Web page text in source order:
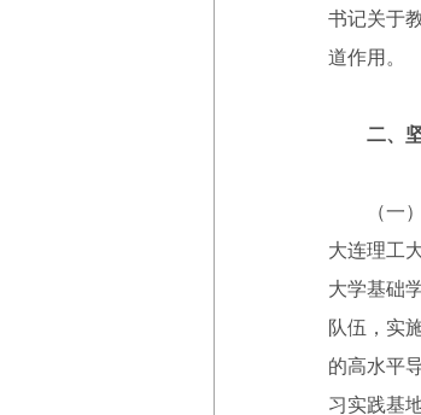
书记关于
道作用。
二、
（一）
大连理工
大学基础
队伍，实
的高水平
习实践基